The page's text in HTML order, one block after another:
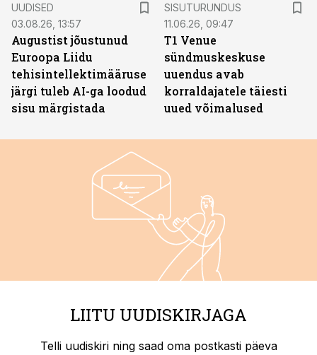
UUDISED
03.08.26, 13:57
Augustist jõustunud
Euroopa Liidu
tehisintellektimääruse
järgi tuleb AI-ga loodud
sisu märgistada
SISUTURUNDUS
11.06.26, 09:47
T1 Venue
sündmuskeskuse
uuendus avab
korraldajatele täiesti
uued võimalused
LIITU UUDISKIRJAGA
Telli uudiskiri ning saad oma postkasti päeva